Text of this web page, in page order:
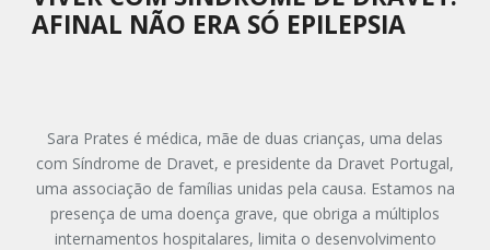
AFINAL NÃO ERA SÓ EPILEPSIA
Sara Prates é médica, mãe de duas crianças, uma delas
com Síndrome de Dravet, e presidente da Dravet Portugal,
uma associação de famílias unidas pela causa. Estamos na
presença de uma doença grave, que obriga a múltiplos
internamentos hospitalares, limita o desenvolvimento